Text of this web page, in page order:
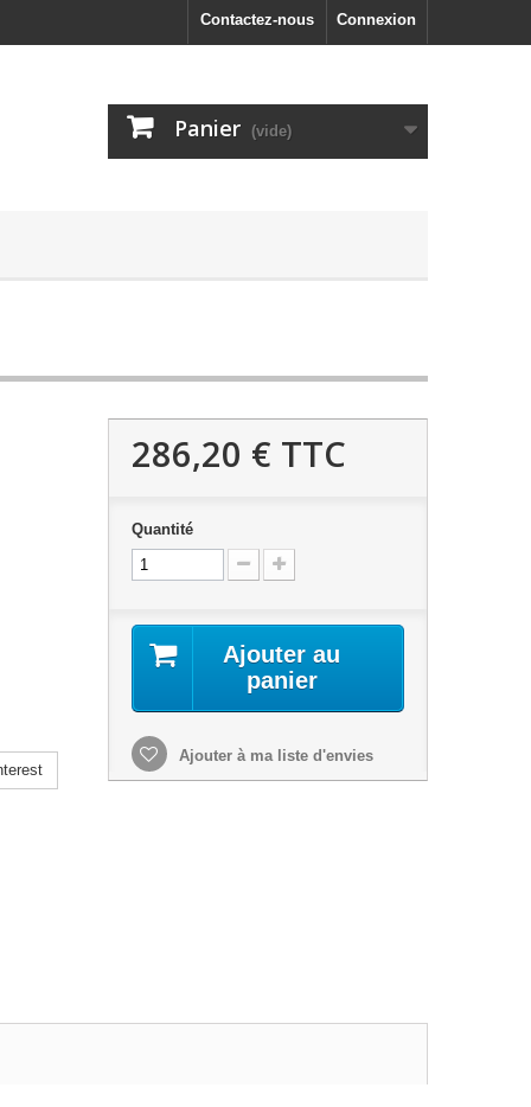
Connexion
Contactez-nous
Panier (vide)
286,20 € TTC
Quantité
Ajouter au
panier
Ajouter à ma liste d'envies